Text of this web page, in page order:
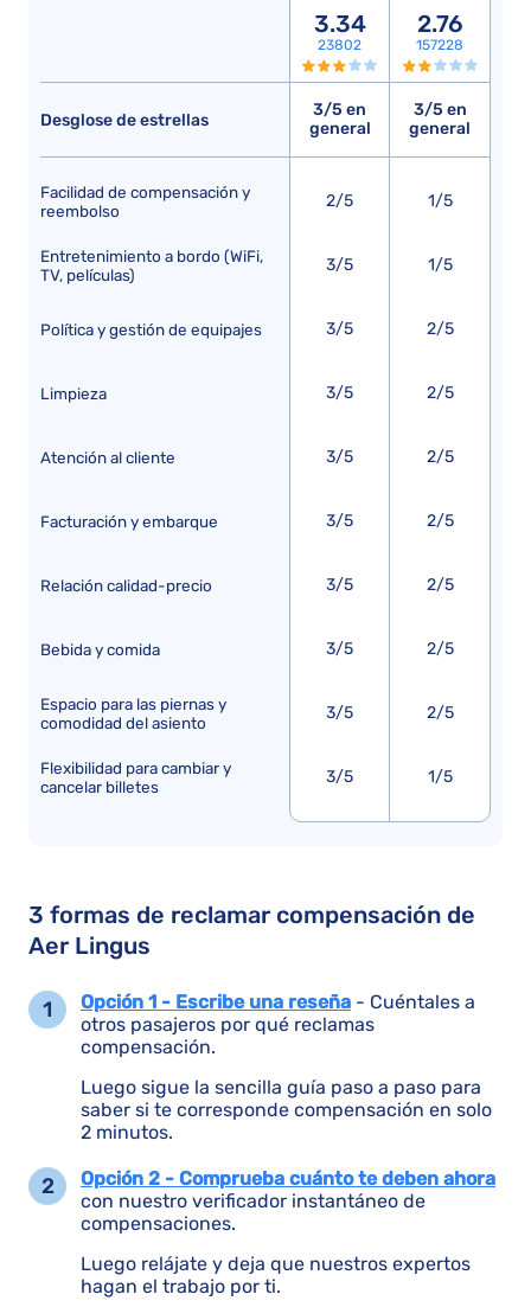
Desglose de estrellas
Facilidad de compensación y
reembolso
Entretenimiento a bordo (WiFi,
TV, películas)
Política y gestión de equipajes
Limpieza
Atención al cliente
Facturación y embarque
Relación calidad-precio
Bebida y comida
Espacio para las piernas y
comodidad del asiento
Flexibilidad para cambiar y
cancelar billetes
3.34
23802
3/5 en
general
2/5
3/5
3/5
3/5
3/5
3/5
3/5
3/5
3/5
3/5
2.76
157228
3/5 en
general
1/5
1/5
2/5
2/5
2/5
2/5
2/5
2/5
2/5
1/5
3 formas de reclamar compensación de
Aer Lingus
Opción 1 - Escribe una reseña - Cuéntales a
otros pasajeros por qué reclamas
compensación.
Luego sigue la sencilla guía paso a paso para
saber si te corresponde compensación en solo
2 minutos.
Opción 2 - Comprueba cuánto te deben ahora
con nuestro verificador instantáneo de
compensaciones.
Luego relájate y deja que nuestros expertos
hagan el trabajo por ti.